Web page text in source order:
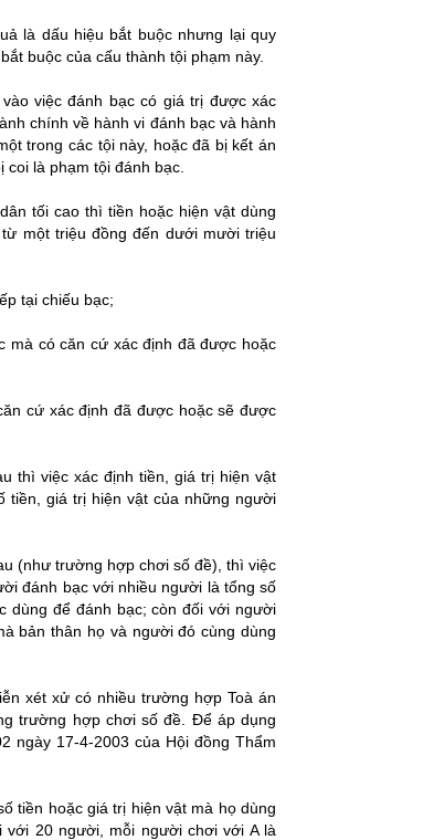
là dấu hiệu bắt buộc nhưng lại quy
buộc của cấu thành tội phạm này.
việc đánh bạc có giá trị được xác
chính về hành vi đánh bạc và hành
trong các tội này, hoặc đã bị kết án
là phạm tội đánh bạc.
tối cao thì tiền hoặc hiện vật dùng
một triệu đồng đến dưới mười triệu
tại chiếu bạc;
mà có căn cứ xác định đã được hoặc
cứ xác định đã được hoặc sẽ được
thì việc xác định tiền, giá trị hiện vật
tiền, giá trị hiện vật của những người
(như trường hợp chơi số đề), thì việc
đánh bạc với nhiều người là tổng số
dùng để đánh bạc; còn đối với người
bản thân họ và người đó cùng dùng
xét xử có nhiều trường hợp Toà án
trường hợp chơi số đề. Để áp dụng
ngày 17-4-2003 của Hội đồng Thẩm
tiền hoặc giá trị hiện vật mà họ dùng
20 người, mỗi người chơi với A là